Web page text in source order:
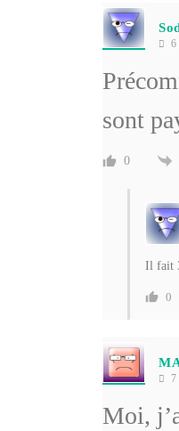
6
sont
0
Il fait
0
7
Moi,